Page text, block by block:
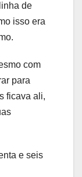
de
isso era
com
para
ficava ali,
e seis